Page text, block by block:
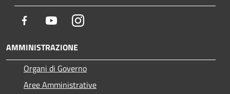
Facebook YoutubeInstagram
AMMINISTRAZIONE
Organi di Governo
Aree Amministrative